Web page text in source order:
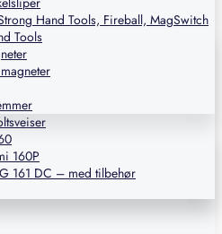
Hand Tools, Fireball, MagSwitch
Tools
160P
161 DC – med tilbehør